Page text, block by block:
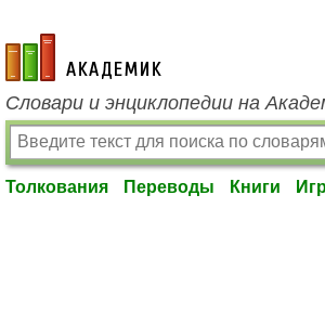
academic.ru
Словари и энциклопедии на
Толкования Переводы Книги